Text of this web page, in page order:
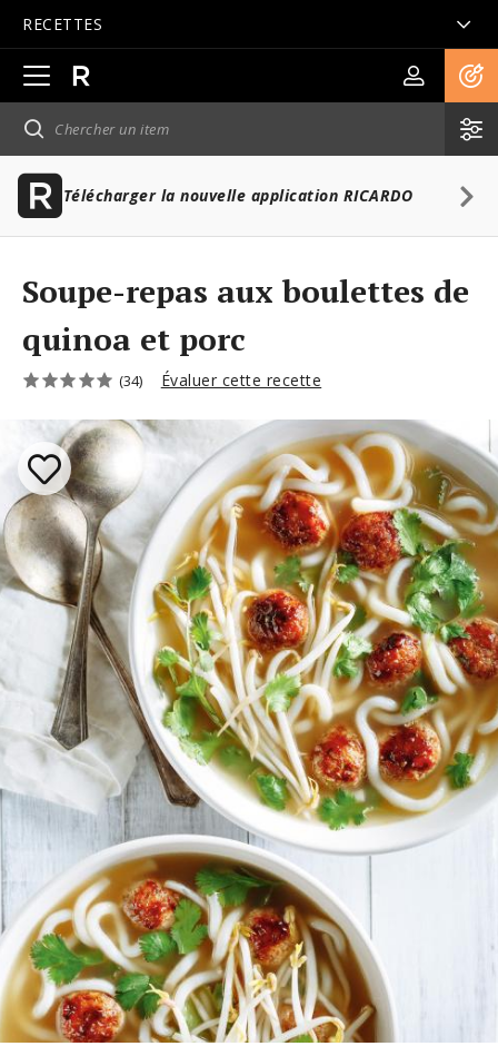
RECETTES
Ouvrir
la
navigation
principale
Télécharger la nouvelle application RICARDO
Soupe-repas aux boulettes de
quinoa et porc
(34) Évaluer cette recette